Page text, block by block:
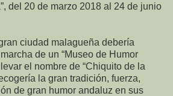
del 20 de marzo 2018 al 24 de junio
ciudad malagueña debería
de un “Museo de Humor
el nombre de “Chiquito de la
la gran tradición, fuerza,
de gran humor andaluz en sus